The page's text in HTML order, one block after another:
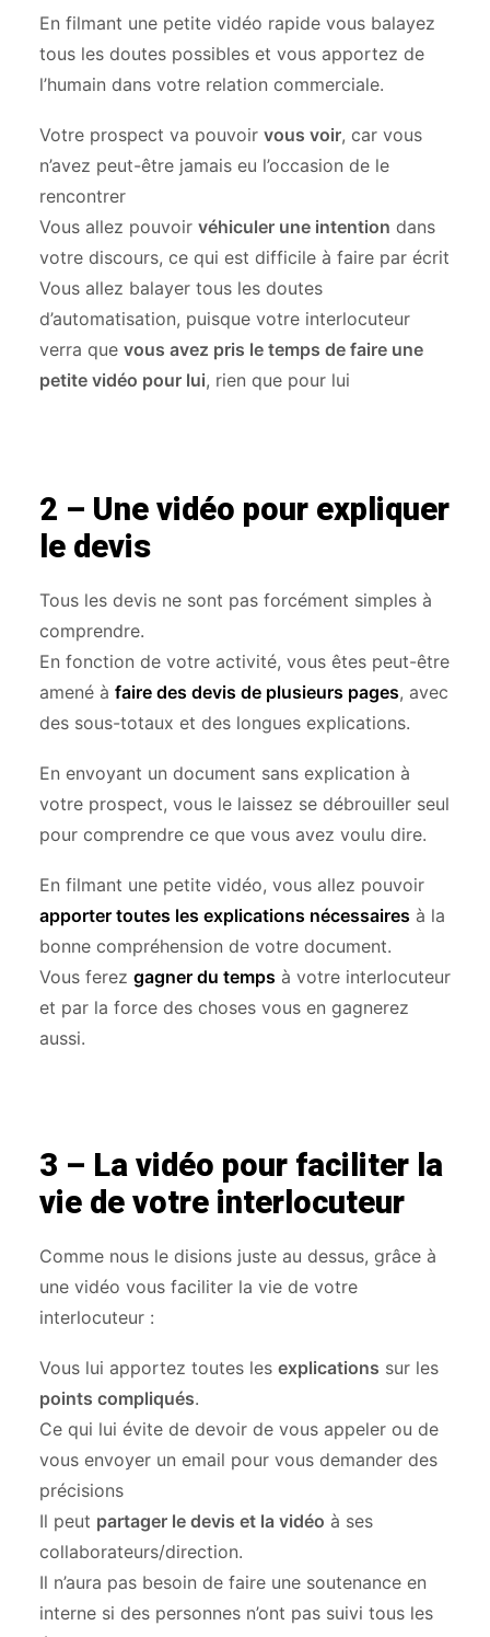
En filmant une petite vidéo rapide vous balayez
tous les doutes possibles et vous apportez de
l’humain dans votre relation commerciale.
Votre prospect va pouvoir vous voir, car vous
n’avez peut-être jamais eu l’occasion de le
rencontrer
Vous allez pouvoir véhiculer une intention dans
votre discours, ce qui est difficile à faire par écrit
Vous allez balayer tous les doutes
d’automatisation, puisque votre interlocuteur
verra que vous avez pris le temps de faire une
petite vidéo pour lui, rien que pour lui
2 – Une vidéo pour expliquer
le devis
Tous les devis ne sont pas forcément simples à
comprendre.
En fonction de votre activité, vous êtes peut-être
amené à faire des devis de plusieurs pages, avec
des sous-totaux et des longues explications.
En envoyant un document sans explication à
votre prospect, vous le laissez se débrouiller seul
pour comprendre ce que vous avez voulu dire.
En filmant une petite vidéo, vous allez pouvoir
apporter toutes les explications nécessaires à la
bonne compréhension de votre document.
Vous ferez gagner du temps à votre interlocuteur
et par la force des choses vous en gagnerez
aussi.
3 – La vidéo pour faciliter la
vie de votre interlocuteur
Comme nous le disions juste au dessus, grâce à
une vidéo vous faciliter la vie de votre
interlocuteur :
Vous lui apportez toutes les explications sur les
points compliqués.
Ce qui lui évite de devoir de vous appeler ou de
vous envoyer un email pour vous demander des
précisions
Il peut partager le devis et la vidéo à ses
collaborateurs/direction.
Il n’aura pas besoin de faire une soutenance en
interne si des personnes n’ont pas suivi tous les